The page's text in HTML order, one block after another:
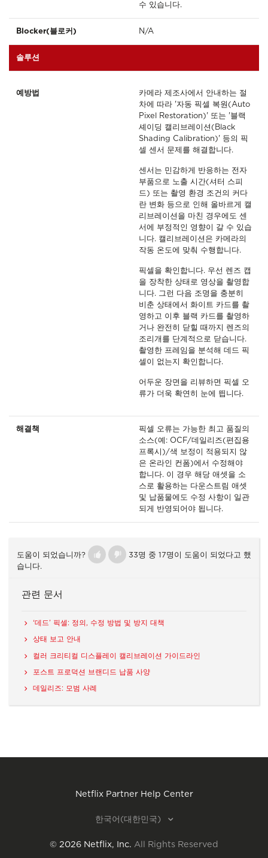
수 있습니다.
Blocker(블로커) N/A
솔루션
예방법
카메라 제조사에서 안내하는 절
차에 따라 '자동 픽셀 복원(Auto
Pixel Restoration)' 또는 '블랙
셰이딩 캘리브레이션(Black
Shading Calibration)' 등의 픽
셀 센서 문제를 해결합니다.
센서는 민감하게 반응하는 전자
부품으로 노출 시간(셔터 스피
드) 또는 촬영 환경 조건의 커다
란 변화 등으로 인해 올바르게 캘
리브레이션을 마친 경우에도 센
서에 부정적인 영향이 갈 수 있습
니다. 캘리브레이션은 카메라의
작동 온도에 맞춰 수행합니다.
픽셀을 확인합니다. 우선 렌즈 캡
을 장착한 상태로 영상을 촬영합
니다. 그런 다음 조명을 충분히
비춘 상태에서 화이트 카드를 촬
영하고 이후 블랙 카드를 촬영하
거나 완전히 닫힐 때까지 렌즈의
조리개를 단계적으로 닫습니다.
촬영한 프레임을 분석해 데드 픽
셀이 없는지 확인합니다.
어두운 장면을 리뷰하면 픽셀 오
류가 더욱 확연히 눈에 띕니다.
해결책
픽셀 오류는 가능한 최고 품질의
소스(예: OCF/데일리즈(편집용
프록시)/색 보정이 적용되지 않
은 온라인 컨폼)에서 수정해야
합니다. 이 경우 해당 애셋을 소
스로 활용하는 다운스트림 애셋
및 납품물에도 수정 사항이 일관
되게 반영되어야 됩니다.
도움이 되었습니까?
33명 중 17명이 도움이 되었다고 했
습니다.
관련 문서
‘데드’ 픽셀: 정의, 수정 방법 및 방지 대책
상태 보고 안내
컬러 크리티컬 디스플레이 캘리브레이션 가이드라인
포스트 프로덕션 브랜디드 납품 사양
데일리즈: 모범 사례
Netflix Partner Help Center
한국어(대한민국)
© 2026 Netflix, Inc. All Rights Reserved